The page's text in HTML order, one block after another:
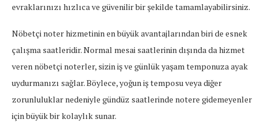
evraklarınızı hızlıca ve güvenilir bir şekilde tamamlayabilirsiniz.
Nöbetçi noter hizmetinin en büyük avantajlarından biri de esnek
çalışma saatleridir. Normal mesai saatlerinin dışında da hizmet
veren nöbetçi noterler, sizin iş ve günlük yaşam temponuza ayak
uydurmanızı sağlar. Böylece, yoğun iş temposu veya diğer
zorunluluklar nedeniyle gündüz saatlerinde notere gidemeyenler
için büyük bir kolaylık sunar.